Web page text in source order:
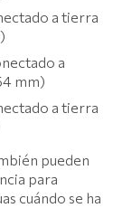
a tierra
a
mm)
a tierra
pueden
para
cuándo se ha